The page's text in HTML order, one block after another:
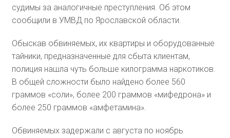
судимы за аналогичные преступления. Об этом
сообщили в УМВД по Ярославской области.
Обыскав обвиняемых, их квартиры и оборудованные
тайники, предназначенные для сбыта клиентам,
полиция нашла чуть больше килограмма наркотиков.
В общей сложности было найдено более 560
граммов «соли», более 200 граммов «мифедрона» и
более 250 граммов «амфетамина».
Обвиняемых задержали с августа по ноябрь